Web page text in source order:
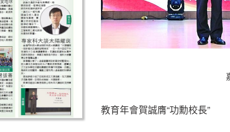
教育年會賀誠膺“功勳校長”